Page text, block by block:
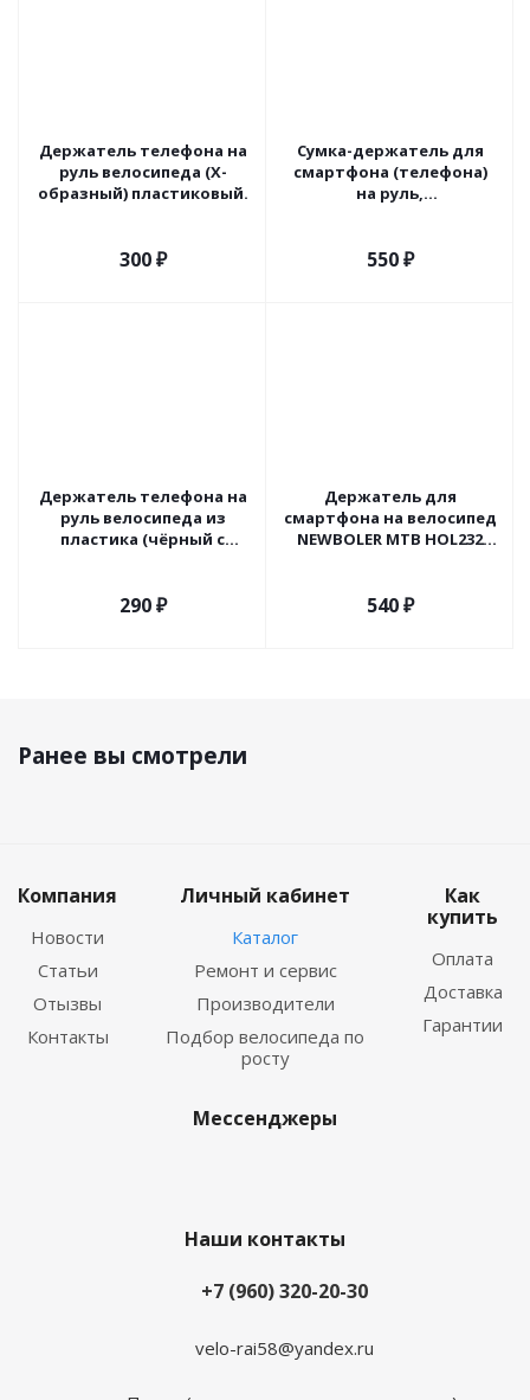
Держатель телефона на
руль велосипеда (Х-
образный) пластиковый.
300₽
Сумка-держатель для
смартфона (телефона)
на руль,
550₽
Держатель телефона на
руль велосипеда из
пластика (чёрный с
290₽
Держатель для
смартфона на велосипед
NEWBOLER MTB HOL232
540₽
Ранее вы смотрели
Компания
Новости
Статьи
Отызвы
Контакты
Личный кабинет
Каталог
Ремонт и сервис
Производители
Подбор велосипеда по
росту
Как
купить
Оплата
Доставка
Гарантии
Мессенджеры
Наши контакты
+7 (960) 320-20-30
velo-rai58@yandex.ru